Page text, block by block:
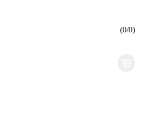
(0/0)